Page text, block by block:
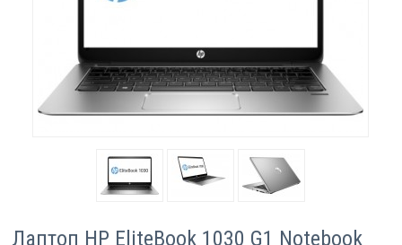
Сървъри
Лаптоп HP EliteBook 1030 G1 Notebook